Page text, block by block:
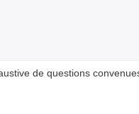
de questions